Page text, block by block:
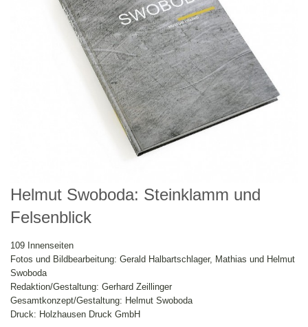
Helmut Swoboda: Steinklamm und
Felsenblick
109 Innenseiten
Fotos und Bildbearbeitung: Gerald Halbartschlager, Mathias und Helmut
Swoboda
Redaktion/Gestaltung: Gerhard Zeillinger
Gesamtkonzept/Gestaltung: Helmut Swoboda
Druck: Holzhausen Druck GmbH